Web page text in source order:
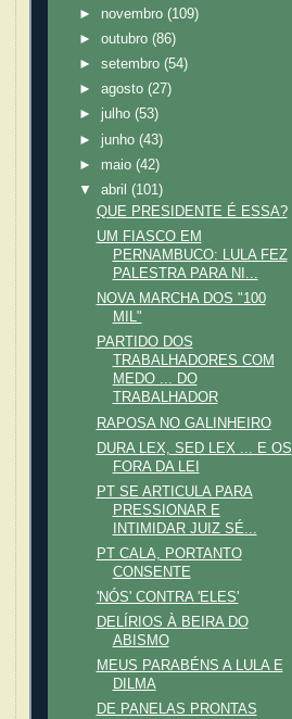
► novembro(109)
►outubro(86)
►setembro(54)
►agosto(27)
► julho(53)
► junho(43)
► maio(42)
▼abril(101)
QUE PRESIDENTE É ESSA?
UM FIASCO EM
PERNAMBUCO: LULA FEZ
PALESTRA PARA NI...
NOVA MARCHA DOS "100
MIL"
PARTIDO DOS
TRABALHADORES COM
MEDO ... DO
TRABALHADOR
RAPOSA NO GALINHEIRO
DURA LEX, SED LEX ... E OS
FORA DA LEI
PT SE ARTICULA PARA
PRESSIONAR E
INTIMIDAR JUIZ SÉ...
PT CALA, PORTANTO
CONSENTE
'NÓS' CONTRA 'ELES'
DELÍRIOS À BEIRA DO
ABISMO
MEUS PARABÉNS A LULA E
DILMA
DE PANELAS PRONTAS